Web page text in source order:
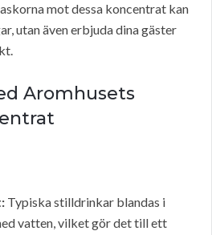
mot dessa koncentrat kan
utan även erbjuda dina gäster
Aromhusets
Typiska stilldrinkar blandas i
vatten, vilket gör det till ett